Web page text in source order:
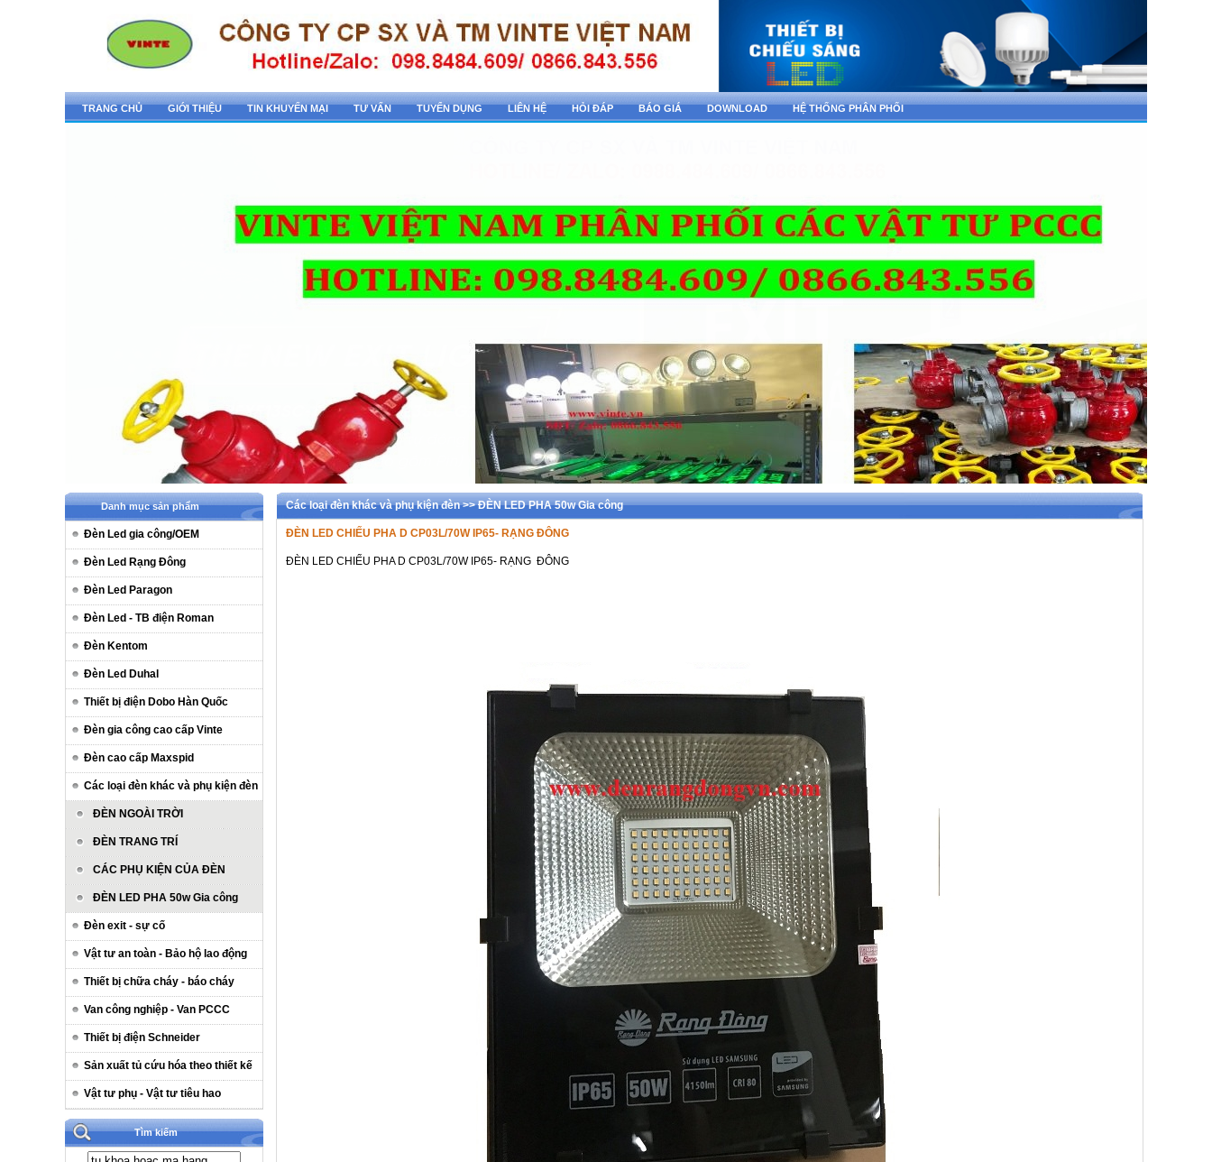
TRANG CHỦ GIỚI THIỆU TIN KHUYẾN MẠI TƯ VẤN TUYỂN DỤNG LIÊN HỆ HỎI ĐÁP BÁO GIÁ DOWNLOAD HỆ THỐNG PHÂN PHỐI
Danh mục sản phẩm
Đèn Led gia công/OEM
Đèn Led Rạng Đông
Đèn Led Paragon
Đèn Led - TB điện Roman
Đèn Kentom
Đèn Led Duhal
Thiết bị điện Dobo Hàn Quốc
Đèn gia công cao cấp Vinte
Đèn cao cấp Maxspid
Các loại đèn khác và phụ kiện đèn
ĐÈN NGOÀI TRỜI
ĐÈN TRANG TRÍ
CÁC PHỤ KIỆN CỦA ĐÈN
ĐÈN LED PHA 50w Gia công
Đèn exit - sự cố
Vật tư an toàn - Bảo hộ lao động
Thiết bị chữa cháy - báo cháy
Van công nghiệp - Van PCCC
Thiết bị điện Schneider
Sản xuất tủ cứu hóa theo thiết kế
Vật tư phụ - Vật tư tiêu hao
Tìm kiếm
Các loại đèn khác và phụ kiện đèn >> ĐÈN LED PHA 50w Gia công
ĐÈN LED CHIẾU PHA D CP03L/70W IP65- RẠNG ĐÔNG
ĐÈN LED CHIẾU PHA D CP03L/70W IP65- RẠNG ĐÔNG